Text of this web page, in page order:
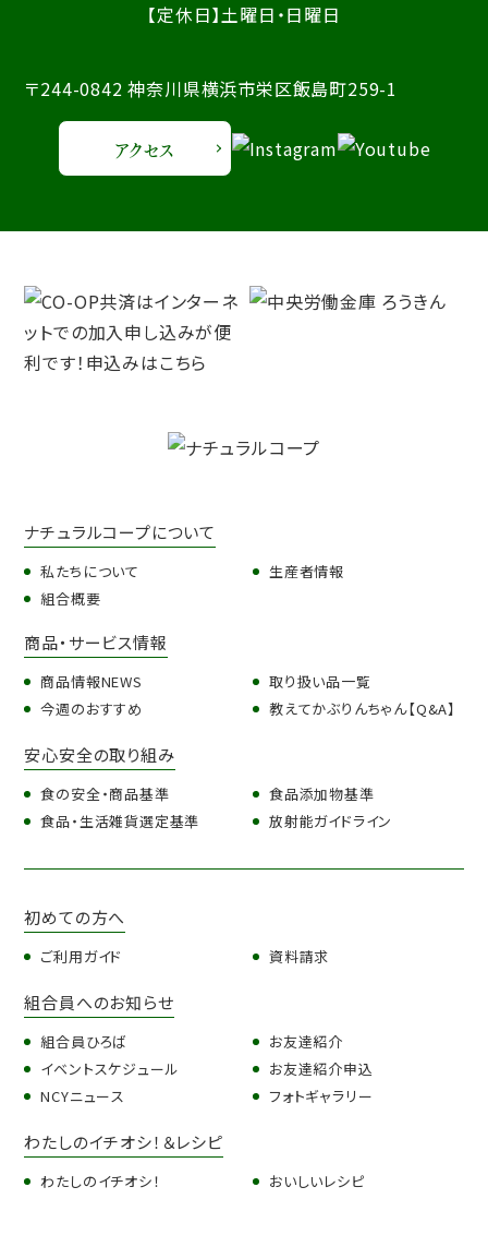
【定休日】土曜日・日曜日
〒244-0842 神奈川県横浜市栄区飯島町259-1
アクセス
ナチュラルコープについて
私たちについて
組合概要
生産者情報
商品・サービス情報
商品情報NEWS
今週のおすすめ
取り扱い品一覧
教えてかぶりんちゃん【Q&A】
安心安全の取り組み
食の安全・商品基準
食品・生活雑貨選定基準
食品添加物基準
放射能ガイドライン
初めての方へ
ご利用ガイド 資料請求
組合員へのお知らせ
組合員ひろば
イベントスケジュール
NCYニュース
お友達紹介
お友達紹介申込
フォトギャラリー
わたしのイチオシ！＆レシピ
わたしのイチオシ！ おいしいレシピ